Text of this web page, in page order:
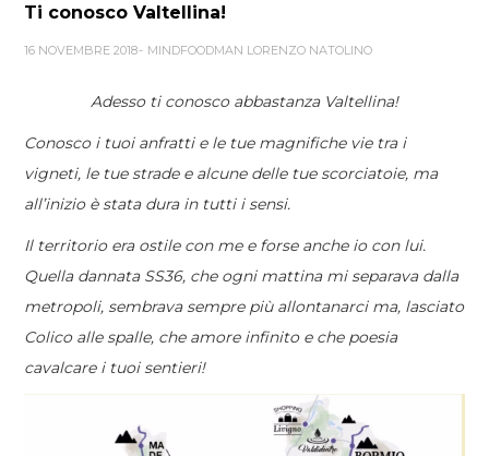
Ti conosco Valtellina!
16 NOVEMBRE 2018 MINDFOODMAN LORENZO NATOLINO
Adesso ti conosco abbastanza Valtellina!
Conosco i tuoi anfratti e le tue magnifiche vie tra i
vigneti, le tue strade e alcune delle tue scorciatoie, ma
all’inizio è stata dura in tutti i sensi.
Il territorio era ostile con me e forse anche io con lui.
Quella dannata SS36, che ogni mattina mi separava dalla
metropoli, sembrava sempre più allontanarci ma, lasciato
Colico alle spalle, che amore infinito e che poesia
cavalcare i tuoi sentieri!